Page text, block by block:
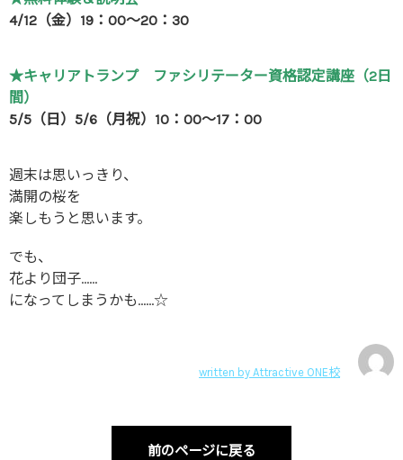
4/12（金）19：00～20：30
★キャリアトランプ ファシリテーター資格認定講座（2日
間）
5/5（日）5/6（月祝）10：00～17：00
週末は思いっきり、
満開の桜を
楽しもうと思います。
でも、
花より団子……
になってしまうかも……☆
written by Attractive ONE校
前のページに戻る